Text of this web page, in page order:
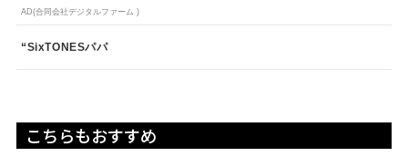
AD(合同会社デジタルファーム )
“SixTONESパパ
こちらもおすすめ